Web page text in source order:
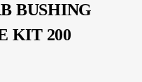
BUSHING
KIT 200